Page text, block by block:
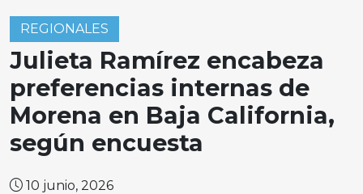
REGIONALES
Julieta Ramírez encabeza
preferencias internas de
Morena en Baja California,
según encuesta
10 junio, 2026